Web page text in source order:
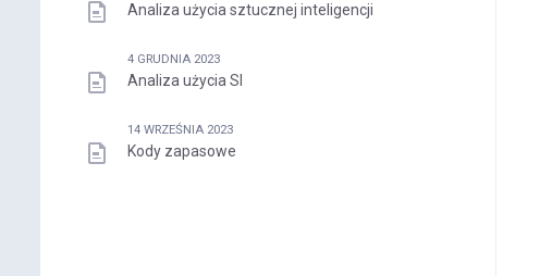
Analiza użycia sztucznej inteligencji
4 GRUDNIA 2023
Analiza użycia SI
14 WRZEŚNIA 2023
Kody zapasowe